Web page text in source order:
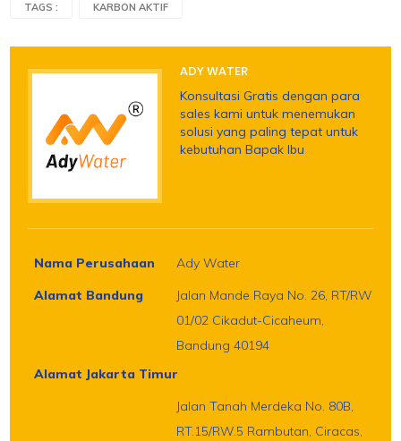
TAGS : KARBON AKTIF
ADY WATER
Konsultasi Gratis dengan para
sales kami untuk menemukan
solusi yang paling tepat untuk
kebutuhan Bapak Ibu
Nama Perusahaan
Ady Water
Alamat Bandung
Jalan Mande Raya No. 26, RT/RW
01/02 Cikadut-Cicaheum,
Bandung 40194
Alamat Jakarta Timur
Jalan Tanah Merdeka No. 80B,
RT.15/RW.5 Rambutan, Ciracas,